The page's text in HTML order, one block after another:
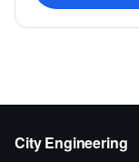
City Engineering